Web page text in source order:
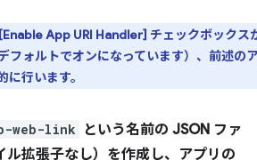
Enable App URI Handler] チェックボックス
フォルトでオンになっています）、前述の
行います。
web-link
という名前の JSON ファ
ル拡張子なし）を作成し、アプリの